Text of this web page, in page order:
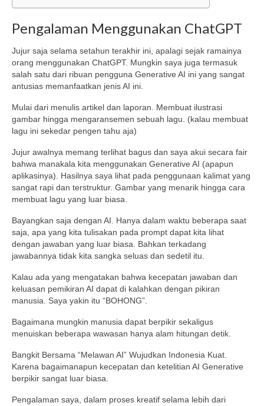
Pengalaman Menggunakan ChatGPT
Jujur saja selama setahun terakhir ini, apalagi sejak ramainya
orang menggunakan ChatGPT. Mungkin saya juga termasuk
salah satu dari ribuan pengguna Generative AI ini yang sangat
antusias memanfaatkan jenis AI ini.
Mulai dari menulis artikel dan laporan. Membuat ilustrasi
gambar hingga mengaransemen sebuah lagu. (kalau membuat
lagu ini sekedar pengen tahu aja)
Jujur awalnya memang terlihat bagus dan saya akui secara fair
bahwa manakala kita menggunakan Generative AI (apapun
aplikasinya). Hasilnya saya lihat pada penggunaan kalimat yang
sangat rapi dan terstruktur. Gambar yang menarik hingga cara
membuat lagu yang luar biasa.
Bayangkan saja dengan AI. Hanya dalam waktu beberapa saat
saja, apa yang kita tulisakan pada prompt dapat kita lihat
dengan jawaban yang luar biasa. Bahkan terkadang
jawabannya tidak kita sangka seluas dan sedetil itu.
Kalau ada yang mengatakan bahwa kecepatan jawaban dan
keluasan pemikiran AI dapat di kalahkan dengan pikiran
manusia. Saya yakin itu “BOHONG”.
Bagaimana mungkin manusia dapat berpikir sekaligus
menuiskan beberapa wawasan hanya alam hitungan detik.
Bangkit Bersama “Melawan AI” Wujudkan Indonesia Kuat.
Karena bagaimanapun kecepatan dan ketelitian AI Generative
berpikir sangat luar biasa.
Pengalaman saya, dalam proses kreatif selama lebih dari